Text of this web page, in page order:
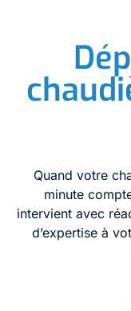
Quand votre
minute
intervient avec
d’expertise à